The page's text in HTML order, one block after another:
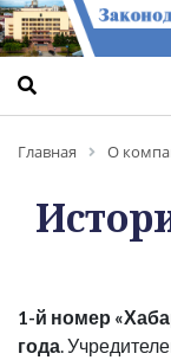
Главная О
1-й номер
года.